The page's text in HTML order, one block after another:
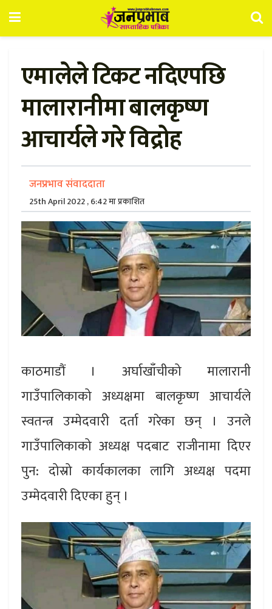
एमालेले टिकट नदिएपछि
मालारानीमा बालकृष्ण
आचार्यले गरे विद्रोह
जनप्रभाव संवाददाता
25th April 2022 , 6:42 मा प्रकाशित
काठमाडौं । अर्घाखाँचीको मालारानी
गाउँपालिकाको अध्यक्षमा बालकृष्ण आचार्यले
स्वतन्त्र उम्मेदवारी दर्ता गरेका छन् । उनले
गाउँपालिकाको अध्यक्ष पदबाट राजीनामा दिएर
पुन: दोस्रो कार्यकालका लागि अध्यक्ष पदमा
उम्मेदवारी दिएका हुन् ।